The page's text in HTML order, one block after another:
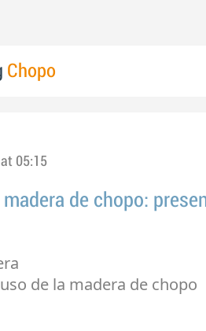
Chopo
05:15
de chopo:
de la madera de chopo